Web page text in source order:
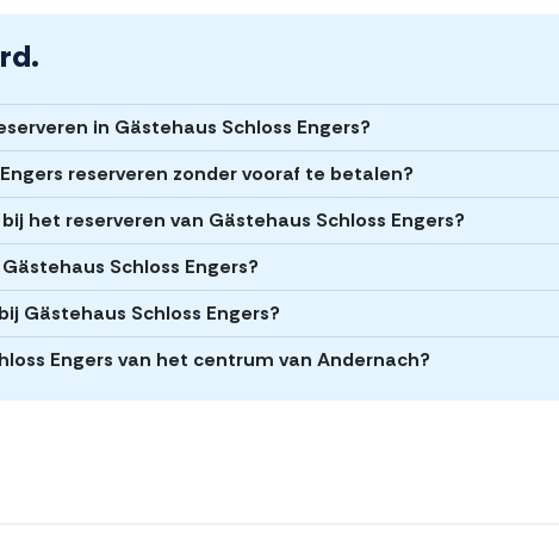
in Gästehaus Schloss Engers?
reserveren zonder vooraf te betalen?
het reserveren van Gästehaus Schloss Engers?
Schloss Engers?
Gästehaus Schloss Engers?
Engers van het centrum van Andernach?